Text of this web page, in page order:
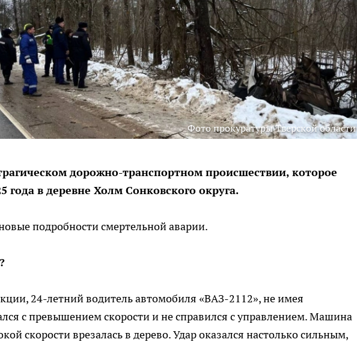
Фото прокуратуры Тверской области
дорожно-транспортном происшествии, которое
года в деревне Холм Сонковского округа.
подробности смертельной аварии.
24-летний водитель автомобиля «ВАЗ-2112», не имея
с превышением скорости и не справился с управлением. Машина
скорости врезалась в дерево. Удар оказался настолько сильным,